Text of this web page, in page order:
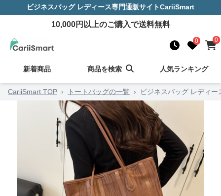
ビジネスバッグ レディース専門通販サイトCariiSmart
10,000円以上のご購入で送料無料
0 0
新着商品 商品を検索 人気ランキング
CariiSmart TOP › トートバッグの一覧 › ビジネスバッグ レディ